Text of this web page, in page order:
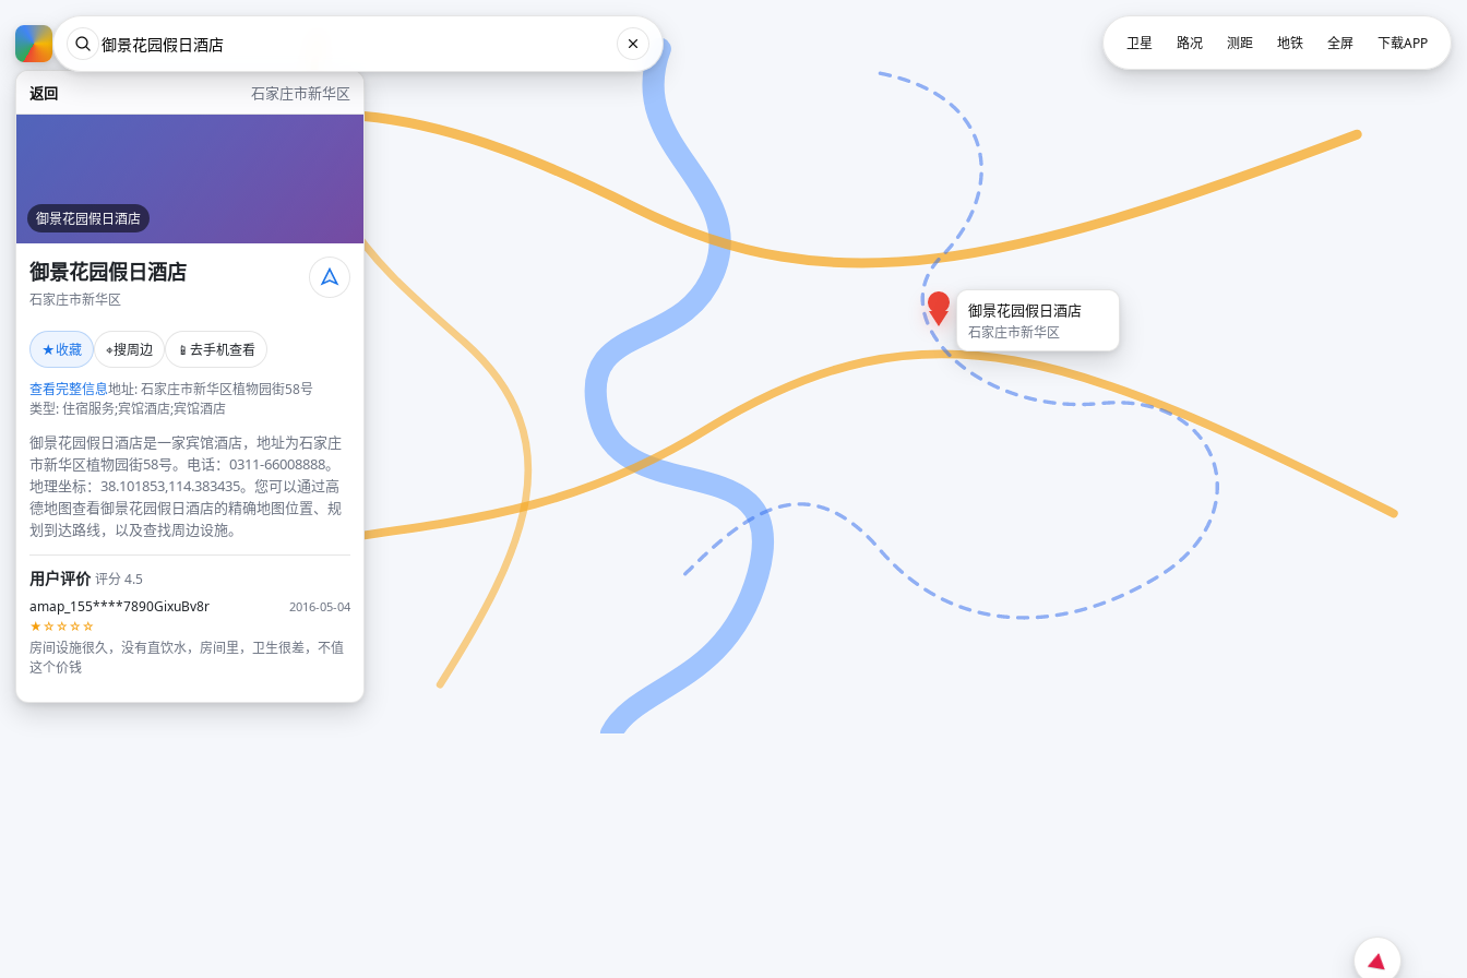
返回 石家庄市新华区
御景花园假日酒店
御景花园假日酒店
石家庄市新华区
★收藏 ⌖搜周边 📱 去手机查看
查看完整信息地址: 石家庄市新华区植物园街58号
类型: 住宿服务;宾馆酒店;宾馆酒店
御景花园假日酒店是一家宾馆酒店，地址为石家庄
市新华区植物园街58号。电话：0311-66008888。
地理坐标：38.101853,114.383435。您可以通过高
德地图查看御景花园假日酒店的精确地图位置、规
划到达路线，以及查找周边设施。
用户评价评分 4.5
amap_155****7890GixuBv8r
2016-05-04
★☆☆☆☆
房间设施很久，没有直饮水，房间里，卫生很差，不值
这个价钱
御景花园假日酒店
石家庄市新华区
卫星 路况 测距 地铁 全屏 下载APP